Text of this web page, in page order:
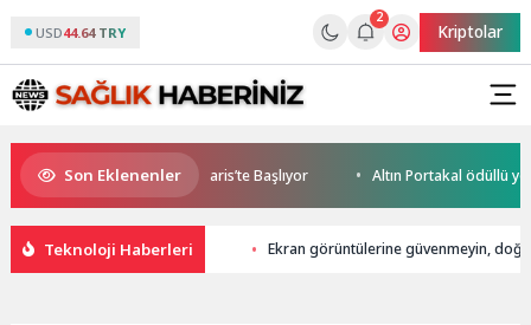
USD44.64 TRY
2
Kriptolar
Son Eklenenler
World Cup Heyecanı Paris’te Başlıyor Altın Portakal ödüllü
Teknoloji Haberleri Ekran görüntülerine güvenmeyin,